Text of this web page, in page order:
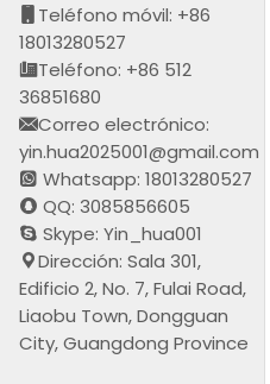
Teléfono móvil: +86
18013280527
Teléfono: +86 512
36851680
Correo electrónico:
yin.hua2025001@gmail.com
Whatsapp: 18013280527
QQ: 3085856605
Skype: Yin_hua001
Dirección: Sala 301,
Edificio 2, No. 7, Fulai Road,
Liaobu Town, Dongguan
City, Guangdong Province